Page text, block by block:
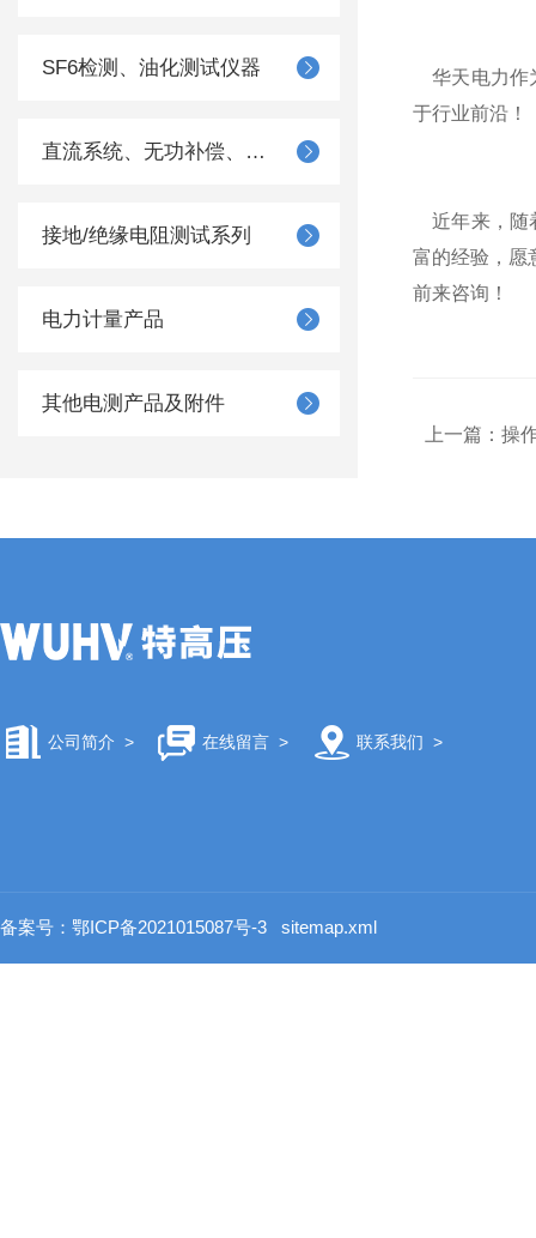
SF6检测、油化测试仪器
直流系统、无功补偿、电池电机检测仪器
接地/绝缘电阻测试系列
电力计量产品
其他电测产品及附件
华天电力作
于行业前沿！
近年来，随
富的经验，愿
前来咨询！
上一篇： 操
公司简介 > 在线留言> 联系我们 >
备案号：鄂ICP备2021015087号-3 sitemap.xml